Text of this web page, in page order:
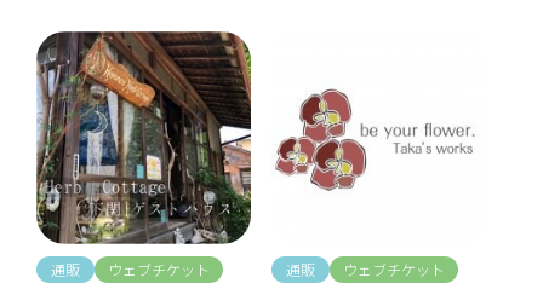
通販 ウェブチケット 通販 ウェブチケット